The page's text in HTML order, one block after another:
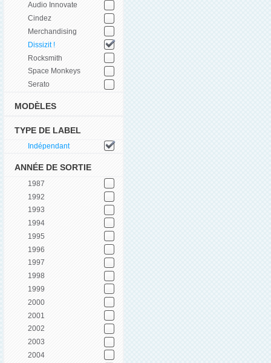
Audio Innovate
Cindez
Merchandising
Dissizit !
Rocksmith
Space Monkeys
Serato
MODÈLES
TYPE DE LABEL
Indépendant
ANNÉE DE SORTIE
1987
1992
1993
1994
1995
1996
1997
1998
1999
2000
2001
2002
2003
2004